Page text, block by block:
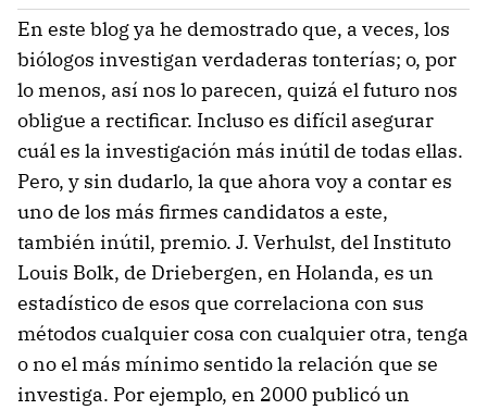
En este blog ya he demostrado que, a veces, los
biólogos investigan verdaderas tonterías; o, por
lo menos, así nos lo parecen, quizá el futuro nos
obligue a rectificar. Incluso es difícil asegurar
cuál es la investigación más inútil de todas ellas.
Pero, y sin dudarlo, la que ahora voy a contar es
uno de los más firmes candidatos a este,
también inútil, premio. J. Verhulst, del Instituto
Louis Bolk, de Driebergen, en Holanda, es un
estadístico de esos que correlaciona con sus
métodos cualquier cosa con cualquier otra, tenga
o no el más mínimo sentido la relación que se
investiga. Por ejemplo, en 2000 publicó un